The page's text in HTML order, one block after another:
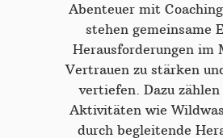
Abenteuer mit
stehen gemeinsame
Herausforderungen
Vertrauen zu stärken
vertiefen. Dazu
Aktivitäten wie
durch begleitende